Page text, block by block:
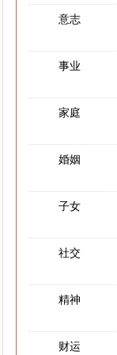
意志
事业
家庭
婚姻
子女
社交
精神
财运